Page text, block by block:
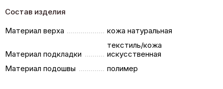
Состав изделия
Материал верха
кожа натуральная
Материал подкладки
текстиль/кожа
искусственная
Материал подошвы
полимер